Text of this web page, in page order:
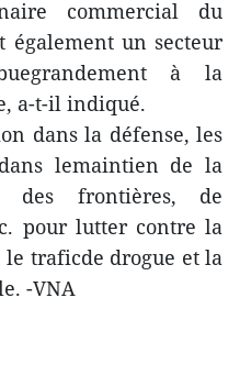
commercial du
également un secteur
à la
a-t-il indiqué.
dans la défense, les
lemaintien de la
frontières, de
pour lutter contre la
traficde drogue et la
-VNA